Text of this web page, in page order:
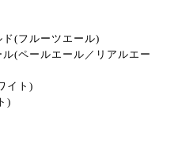
(フルーツエール)
(ペールエール／リアルエー
イト)
)